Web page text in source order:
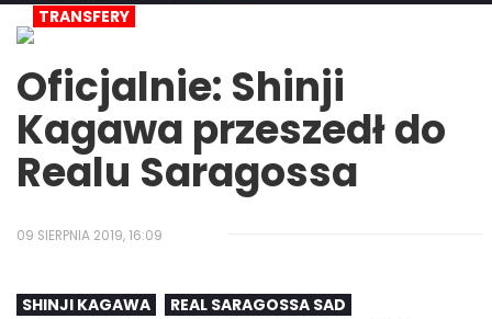
TRANSFERY
Oficjalnie: Shinji
Kagawa przeszedł do
Realu Saragossa
09 SIERPNIA 2019, 16:09
SHINJI KAGAWA
REAL SARAGOSSA SAD